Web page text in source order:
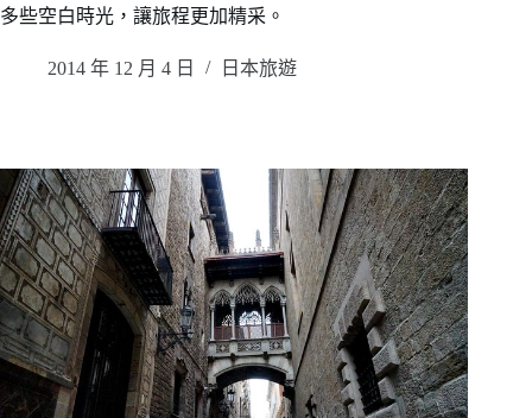
多些空白時光，讓旅程更加精采。
2014 年 12 月 4 日 日本旅遊